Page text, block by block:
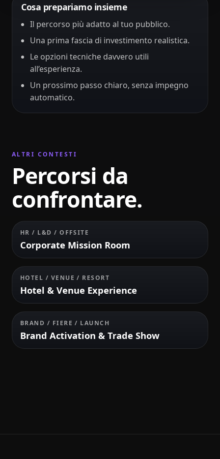
Cosa prepariamo insieme
Il percorso più adatto al tuo pubblico.
Una prima fascia di investimento realistica.
Le opzioni tecniche davvero utili
all’esperienza.
Un prossimo passo chiaro, senza impegno
automatico.
ALTRI CONTESTI
Percorsi da
confrontare.
HR / L&D / OFFSITE
Corporate Mission Room
HOTEL / VENUE / RESORT
Hotel & Venue Experience
BRAND / FIERE / LAUNCH
Brand Activation & Trade Show